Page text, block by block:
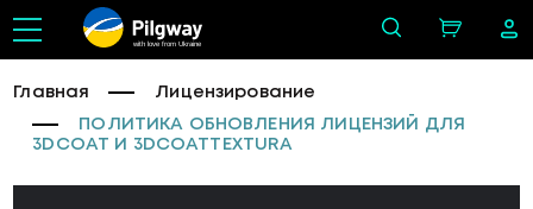
with love from Ukraine
Главная
Лицензирование
ПОЛИТИКА ОБНОВЛЕНИЯ ЛИЦЕНЗИЙ ДЛЯ
3DCOAT И 3DCOATTEXTURA